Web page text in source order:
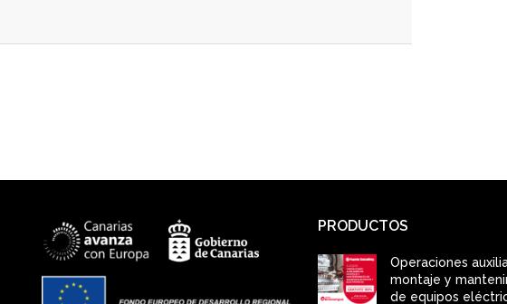
PRODUCTOS
Operaciones
montaje y
de equipos